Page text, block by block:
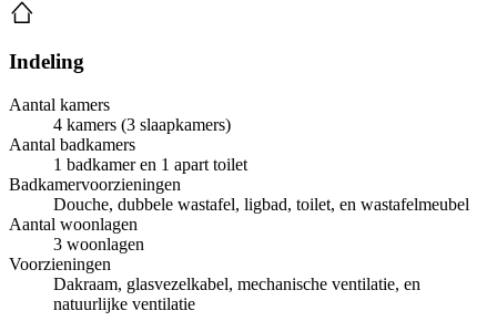
Indeling
Aantal kamers
4 kamers (3 slaapkamers)
Aantal badkamers
1 badkamer en 1 apart toilet
Badkamervoorzieningen
Douche, dubbele wastafel, ligbad, toilet, en wastafelmeubel
Aantal woonlagen
3 woonlagen
Voorzieningen
Dakraam, glasvezelkabel, mechanische ventilatie, en
natuurlijke ventilatie